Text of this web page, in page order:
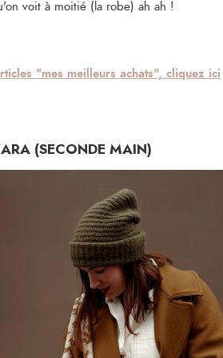
voit à moitié (la robe) ah ah !
"mes meilleurs achats", cliquez ici
(SECONDE MAIN)